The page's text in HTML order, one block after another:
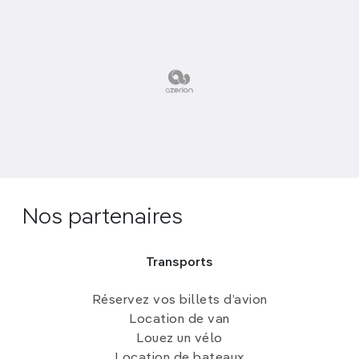
Nos partenaires
Transports
Réservez vos billets d’avion
Location de van
Louez un vélo